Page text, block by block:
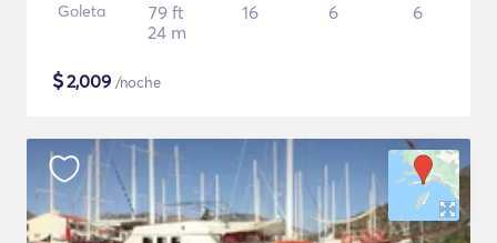
Goleta
79 ft
24 m
16 6 6
$2,009 /noche